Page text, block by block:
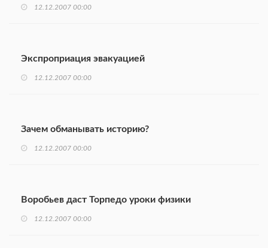
12.12.2007 00:00
Экспроприация эвакуацией
12.12.2007 00:00
Зачем обманывать историю?
12.12.2007 00:00
Воробьев даст Торпедо уроки физики
12.12.2007 00:00